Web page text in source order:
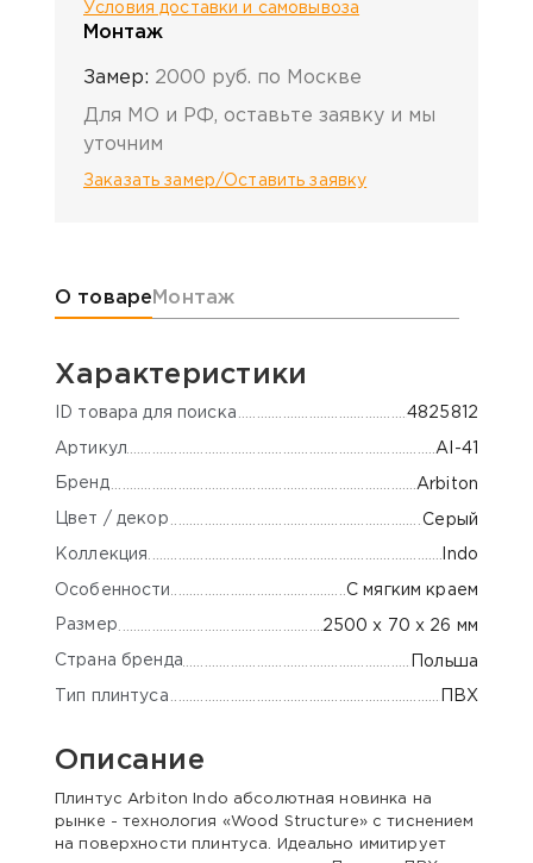
Условия доставки и самовывоза
Монтаж
Замер: 2000 руб. по Москве
Для МО и РФ, оставьте заявку и мы
уточним
Заказать замер/Оставить заявку
Информация о товаре
О товаре Монтаж
Характеристики
ID товара для поиска 4825812
Артикул AI-41
Бренд Arbiton
Цвет / декор Серый
Коллекция Indo
Особенности С мягким краем
Размер 2500 х 70 х 26 мм
Страна бренда Польша
Тип плинтуса ПВХ
Описание
Плинтус Arbiton Indo абсолютная новинка на
рынке - технология «Wood Structure» с тиснением
на поверхности плинтуса. Идеально имитирует